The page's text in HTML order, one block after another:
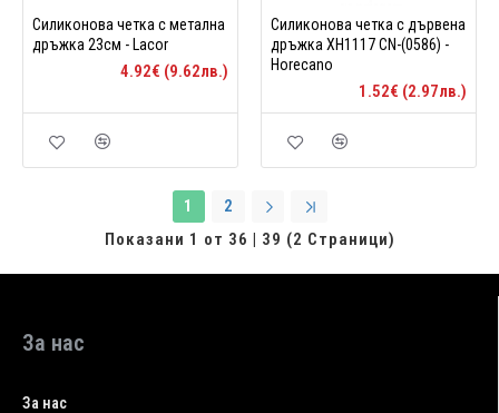
Силиконова четка с метална
дръжка 23см - Lacor
4.92€ (9.62лв.)
Силиконова четка с дървена
дръжка XH1117 CN-(0586) -
Horecano
1.52€ (2.97лв.)
1
2
Показани 1 от 36 | 39 (2 Страници)
За нас
За нас